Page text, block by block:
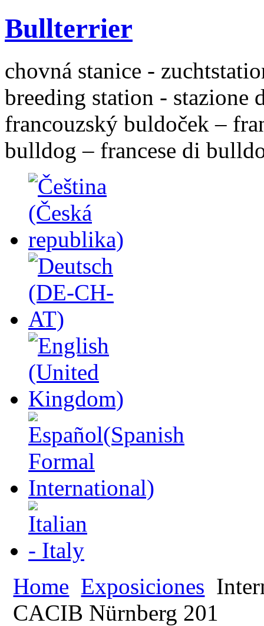
Bullterrier
chovná stanice -
breeding station - stazione
francouzský buldoček –
bulldog – francese di
Home Exposiciones
CACIB Nürnberg 201